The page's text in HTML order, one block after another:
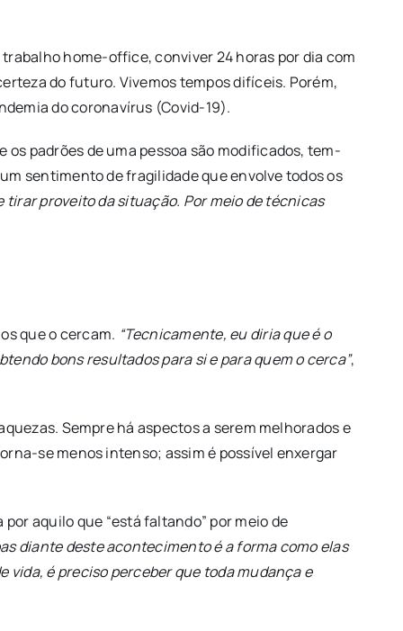
home-office, conviver 24 horas por dia com
do futuro. Vivemos tempos difíceis. Porém,
do coronavírus (Covid-19).
padrões de uma pessoa são modificados, tem-
sentimento de fragilidade que envolve todos os
proveito da situação. Por meio de técnicas
que o cercam. “Tecnicamente, eu diria que é o
bons resultados para si e para quem o cerca”,
Sempre há aspectos a serem melhorados e
se menos intenso; assim é possível enxergar
aquilo que “está faltando” por meio de
diante deste acontecimento é a forma como elas
vida, é preciso perceber que toda mudança e